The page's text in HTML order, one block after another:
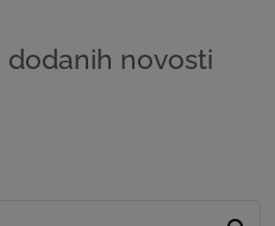
novosti